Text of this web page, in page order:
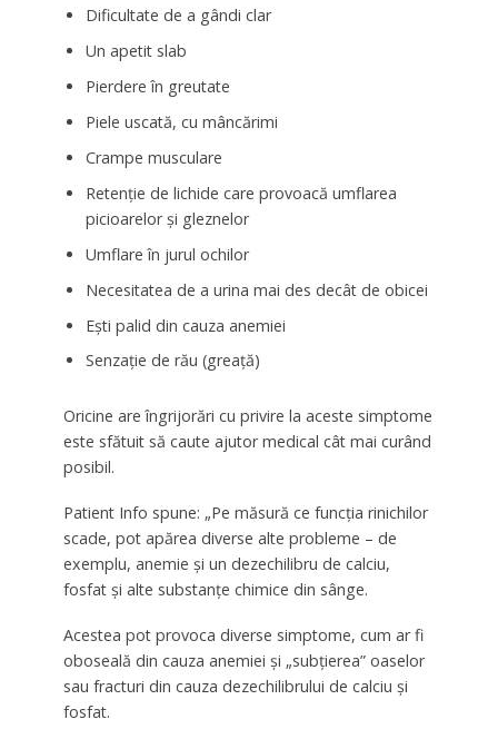
Dificultate de a gândi clar
Un apetit slab
Pierdere în greutate
Piele uscată, cu mâncărimi
Crampe musculare
Retenție de lichide care provoacă umflarea
picioarelor și gleznelor
Umflare în jurul ochilor
Necesitatea de a urina mai des decât de obicei
Ești palid din cauza anemiei
Senzație de rău (greață)
Oricine are îngrijorări cu privire la aceste simptome
este sfătuit să caute ajutor medical cât mai curând
posibil.
Patient Info spune: „Pe măsură ce funcția rinichilor
scade, pot apărea diverse alte probleme – de
exemplu, anemie și un dezechilibru de calciu,
fosfat și alte substanțe chimice din sânge.
Acestea pot provoca diverse simptome, cum ar fi
oboseală din cauza anemiei și „subțierea” oaselor
sau fracturi din cauza dezechilibrului de calciu și
fosfat.